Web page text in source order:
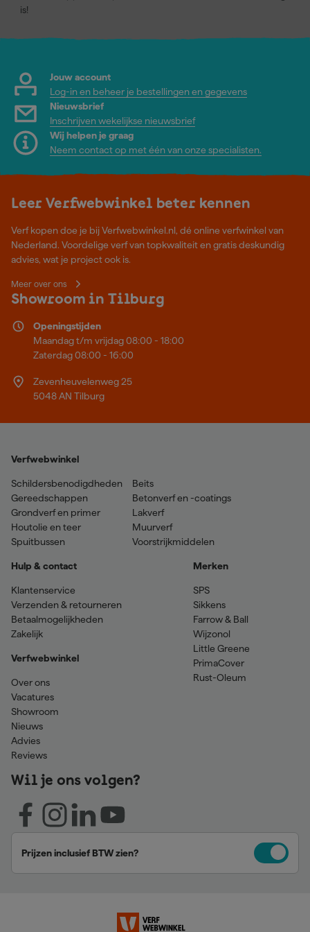
is!
Jouw account
Log-in en beheer je bestellingen en gegevens
Nieuwsbrief
Inschrijven wekelijkse nieuwsbrief
Wij helpen je graag
Neem contact op met één van onze specialisten.
Leer Verfwebwinkel beter kennen
Verf kopen doe je bij Verfwebwinkel.nl, dé online verfwinkel van
Nederland. Voordelige verf van topkwaliteit en gratis deskundig
advies, wat je project ook is.
Meer over ons
Showroom in Tilburg
Openingstijden
Maandag t/m vrijdag 08:00 - 18:00
Zaterdag 08:00 - 16:00
Zevenheuvelenweg 25
5048 AN Tilburg
Verfwebwinkel
Schildersbenodigdheden
Gereedschappen
Grondverf en primer
Houtolie en teer
Spuitbussen
Beits
Betonverf en -coatings
Lakverf
Muurverf
Voorstrijkmiddelen
Hulp & contact
Klantenservice
Verzenden & retourneren
Betaalmogelijkheden
Zakelijk
Verfwebwinkel
Over ons
Vacatures
Showroom
Nieuws
Advies
Reviews
Merken
SPS
Sikkens
Farrow & Ball
Wijzonol
Little Greene
PrimaCover
Rust-Oleum
Wil je ons volgen?
Prijzen inclusief BTW zien?